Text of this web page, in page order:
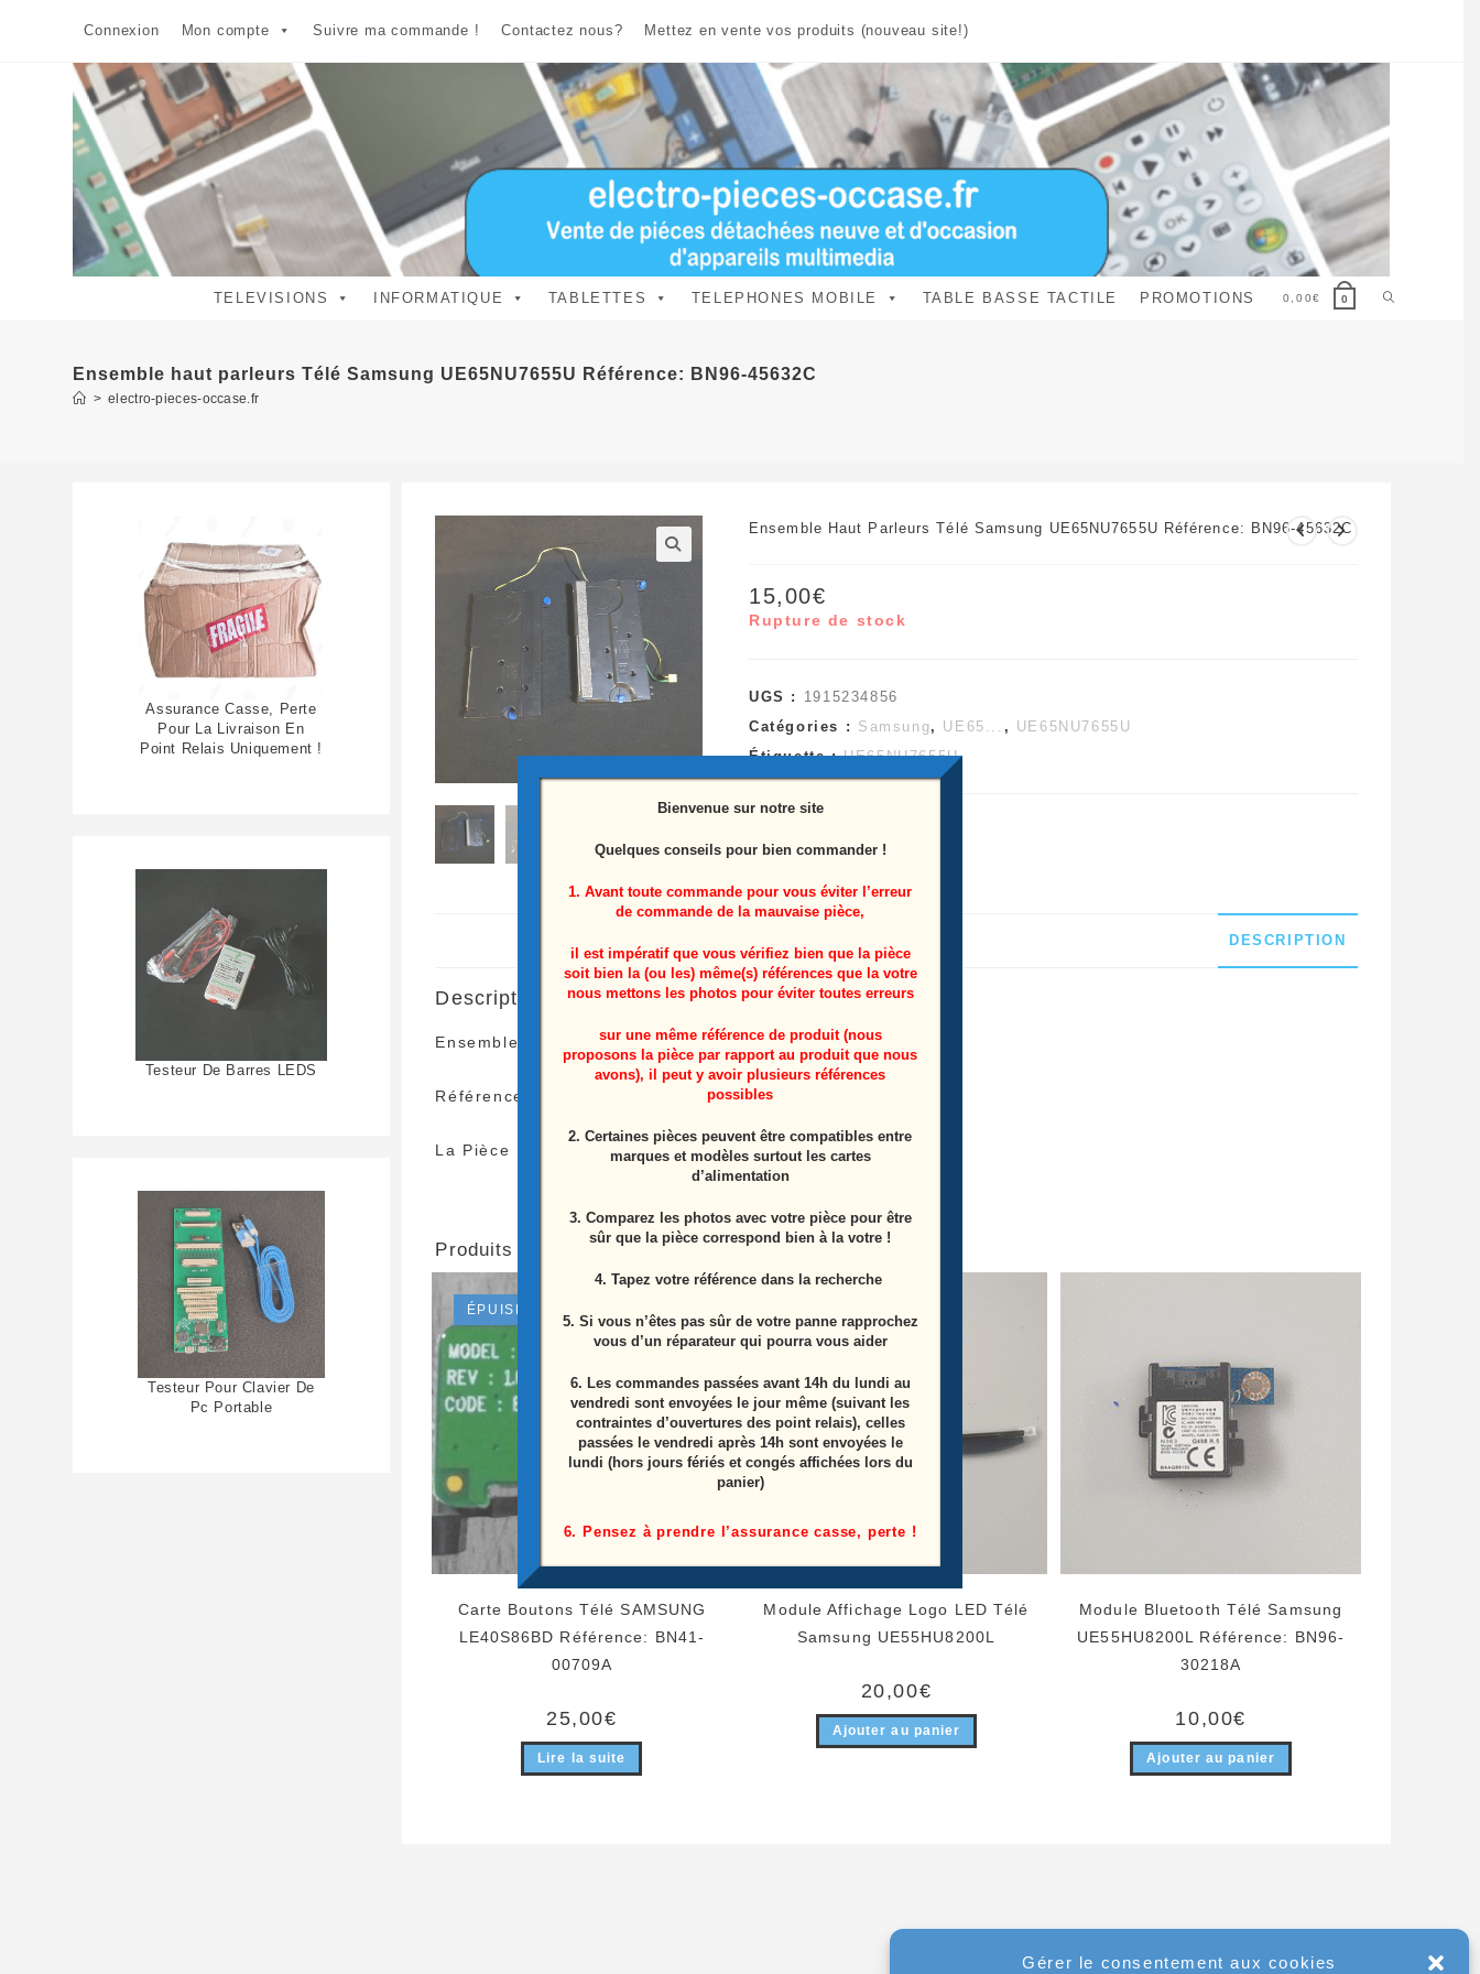
Gérer le consentement aux cookies
Connexion Mon compte Suivre ma commande ! Contactez nous? Mettez en vente vos produits (nouveau site!)
TELEVISIONS INFORMATIQUE TABLETTES TELEPHONES MOBILE TABLE BASSE TACTILE PROMOTIONS 0,00€ 0 Toggle
Ensemble haut parleurs Télé Samsung UE65NU7655U Référence: BN96-45632C
> electro-pieces-occase.fr
Ensemble Haut Parleurs Télé Samsung UE65NU7655U Référence: BN96-45632C
15,00€
Rupture de stock
UGS : 1915234856
Catégories : Samsung, UE65... , UE65NU7655U
Étiquette :UE65NU7655U
DESCRIPTION
Description
Ensemble haut parleurs Télé SamsungUE65NU7655U
Référence: BN96-45632C
La Pièce Proviens D’une Télé Écran Casser
Produits similaires
ÉPUISÉ
Carte Boutons Télé SAMSUNG
LE40S86BD Référence: BN41-
00709A
25,00€
Lire la suite
Module Affichage Logo LED Télé
Samsung UE55HU8200L
20,00€
Ajouter au panier
Module Bluetooth Télé Samsung
UE55HU8200L Référence: BN96-
30218A
10,00€
Ajouter au panier
Assurance Casse, Perte
Pour La Livraison En
Point Relais Uniquement !
Testeur De Barres LEDS
Testeur Pour Clavier De
Pc Portable
Bienvenue sur notre site
Quelques conseils pour bien commander !
1. Avant toute commande pour vous éviter l’erreur
de commande de la mauvaise pièce,
il est impératif que vous vérifiez bien que la pièce
soit bien la (ou les) même(s) références que la votre
nous mettons les photos pour éviter toutes erreurs
sur une même référence de produit (nous
proposons la pièce par rapport au produit que nous
avons), il peut y avoir plusieurs références
possibles
2. Certaines pièces peuvent être compatibles entre
marques et modèles surtout les cartes
d’alimentation
3. Comparez les photos avec votre pièce pour être
sûr que la pièce correspond bien à la votre !
4. Tapez votre référence dans la recherche
5. Si vous n’êtes pas sûr de votre panne rapprochez
vous d’un réparateur qui pourra vous aider
6. Les commandes passées avant 14h du lundi au
vendredi sont envoyées le jour même (suivant les
contraintes d’ouvertures des point relais), celles
passées le vendredi après 14h sont envoyées le
lundi (hors jours fériés et congés affichées lors du
panier)
6. Pensez à prendre l’assurance casse, perte !